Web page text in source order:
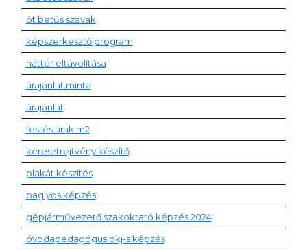
öt betűs szavak
képszerkesztő program
háttér eltávolítása
árajánlat minta
árajánlat
festés árak m2
keresztrejtvény készítő
plakát készítés
baglyos képzés
gépjárművezető szakoktató képzés 2024
óvodapedagógus okj-s képzés